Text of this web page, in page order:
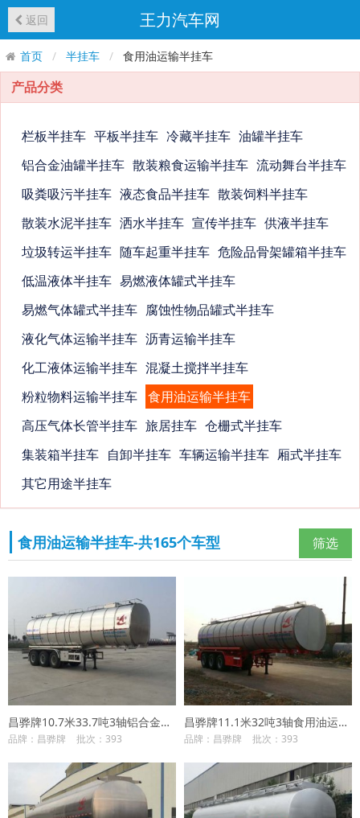
返回 王力汽车网
首页 半挂车 食用油运输半挂车
产品分类
栏板半挂车 平板半挂车 冷藏半挂车 油罐半挂车
铝合金油罐半挂车 散装粮食运输半挂车 流动舞台半挂车
吸粪吸污半挂车 液态食品半挂车 散装饲料半挂车
散装水泥半挂车 洒水半挂车 宣传半挂车 供液半挂车
垃圾转运半挂车 随车起重半挂车 危险品骨架罐箱半挂车
低温液体半挂车 易燃液体罐式半挂车
易燃气体罐式半挂车 腐蚀性物品罐式半挂车
液化气体运输半挂车 沥青运输半挂车
化工液体运输半挂车 混凝土搅拌半挂车
粉粒物料运输半挂车
食用油运输半挂车
高压气体长管半挂车 旅居挂车 仓栅式半挂车
集装箱半挂车 自卸半挂车 车辆运输半挂车 厢式半挂车
其它用途半挂车
食用油运输半挂车-共165个车型 筛选
昌骅牌10.7米33.7吨3轴铝合金食用油运输半挂车(HCH9400GSY40)
品牌：昌骅牌 批次：393
昌骅牌11.1米32吨3轴食用油运输半挂车(HCH9401GSY35)
品牌：昌骅牌 批次：393